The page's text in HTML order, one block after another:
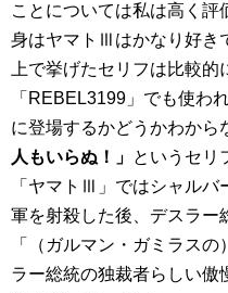
ことについては私は高く評
身はヤマトⅢはかなり好き
上で挙げたセリフは比較
「REBEL3199」でも使わ
に登場するかどうかわから
人もいらぬ！」 というセリ
「ヤマトⅢ」ではシャルバ
軍を射殺した後、デスラー
「（ガルマン・ガミラス
ラー総統の独裁者らしい傲